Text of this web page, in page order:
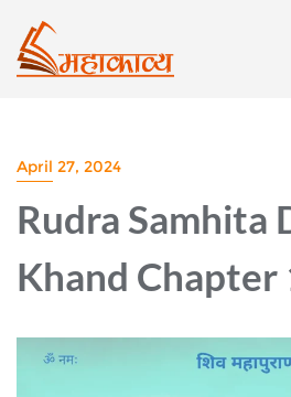
content
April 27, 2024
Rudra Samhita
Khand Chapter